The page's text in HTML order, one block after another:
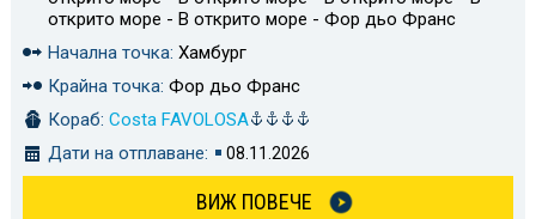
открито море - В открито море - Фор дьо Франс
Начална точка: Хамбург
Крайна точка: Фор дьо Франс
Кораб: Costa FAVOLOSA
Дати на отплаване:
08.11.2026
ВИЖ ПОВЕЧЕ